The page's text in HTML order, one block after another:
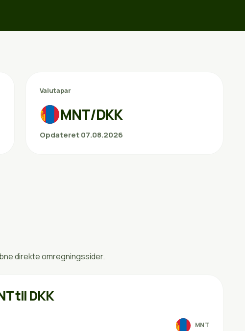
Valutapar
MNT/DKK
Opdateret 07.08.2026
direkte omregningssider.
til DKK
MNT